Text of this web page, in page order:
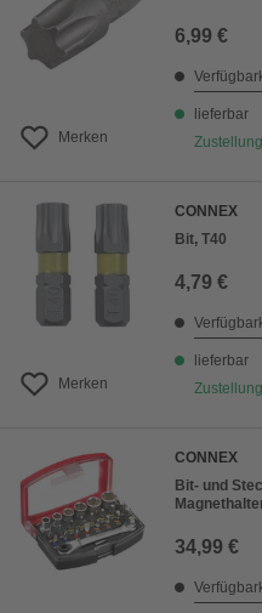
Merken
6,99 €
lieferbar
Merken
CONNEX
Bit, T40
4,79 €
lieferbar
CONNEX
Bit- und
34,99 €